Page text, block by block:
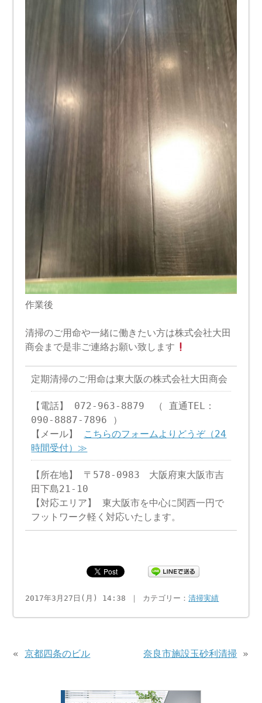
作業後
清掃のご用命や一緒に働きたい方は株式会社大田
商会まで是非ご連絡お願い致します
定期清掃のご用命は東大阪の株式会社大田商会
【電話】 072-963-8879 （ 直通TEL：
090-8887-7896 ）
【メール】 こちらのフォームよりどうぞ（24
時間受付）≫
【所在地】 〒578-0983 大阪府東大阪市吉
田下島21-10
【対応エリア】 東大阪市を中心に関西一円で
フットワーク軽く対応いたします。
2017年3月27日(月) 14:38 ｜ カテゴリー：清掃実績
«京都四条のビル 奈良市施設玉砂利清掃 »